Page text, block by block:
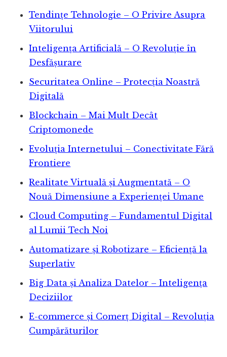
Tendințe Tehnologie – O Privire Asupra
Viitorului
Inteligența Artificială – O Revoluție în
Desfășurare
Securitatea Online – Protecția Noastră
Digitală
Blockchain – Mai Mult Decât
Criptomonede
Evoluția Internetului – Conectivitate Fără
Frontiere
Realitate Virtuală și Augmentată – O
Nouă Dimensiune a Experienței Umane
Cloud Computing – Fundamentul Digital
al Lumii Tech Noi
Automatizare și Robotizare – Eficiență la
Superlativ
Big Data și Analiza Datelor – Inteligența
Deciziilor
E-commerce și Comerț Digital – Revoluția
Cumpărăturilor